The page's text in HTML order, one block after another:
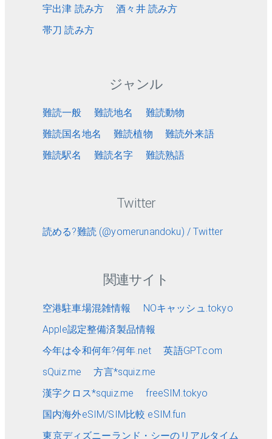
宇出津 読み方
酒々井 読み方
帯刀 読み方
ジャンル
難読一般 難読地名
難読動物
難読国名地名
難読植物
難読外来語
難読駅名
難読名字 難読熟語
Twitter
読める?難読 (@yomerunandoku) / Twitter
関連サイト
空港駐車場混雑情報
NOキャッシュ.tokyo
Apple認定整備済製品情報
今年は令和何年?何年.net
英語GPT.com
sQuiz.me
方言*squiz.me
漢字クロス*squiz.me
freeSIM.tokyo
国内海外eSIM/SIM比較 eSIM.fun
東京ディズニーランド・シーのリアルタイム